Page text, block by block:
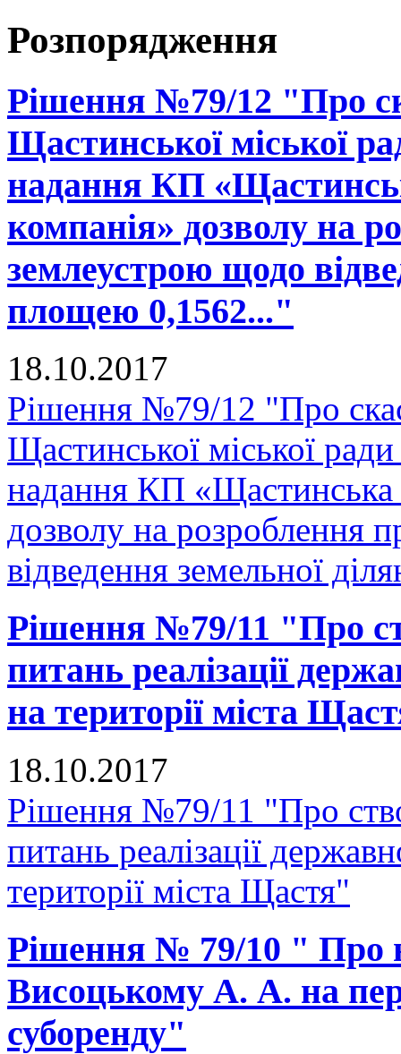
Розпорядження
Рішення №79/12 "Про
Щастинської міської
надання КП
компанія» дозволу на
землеустрою щодо
площею 0,1562..."
18.10.2017
Рішення №79/12 "Про
Щастинської міської
надання КП «Щастинська
дозволу на розроблення
відведення земельної
Рішення №79/11 "Про
питань реалізації
на території міста
18.10.2017
Рішення №79/11 "Про
питань реалізації
території міста Щастя"
Рішення № 79/10 " Про
Висоцькому А. А. на
суборенду"